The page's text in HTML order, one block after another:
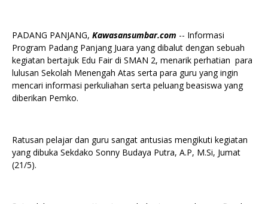
PADANG PANJANG, Kawasansumbar.com -- Informasi
Program Padang Panjang Juara yang dibalut dengan sebuah
kegiatan bertajuk Edu Fair di SMAN 2, menarik perhatian para
lulusan Sekolah Menengah Atas serta para guru yang ingin
mencari informasi perkuliahan serta peluang beasiswa yang
diberikan Pemko.
Ratusan pelajar dan guru sangat antusias mengikuti kegiatan
yang dibuka Sekdako Sonny Budaya Putra, A.P, M.Si, Jumat
(21/5).